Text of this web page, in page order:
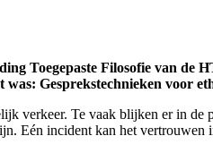
Toegepaste Filosofie van de
Gesprekstechnieken voor
verkeer. Te vaak blijken er in
Eén incident kan het vertrouwen